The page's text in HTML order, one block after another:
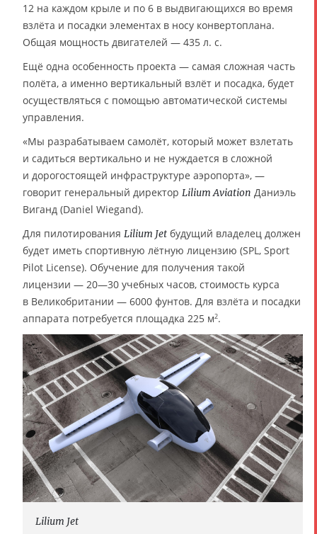
12 на каждом крыле и по 6 в выдвигающихся во время
взлёта и посадки элементах в носу конвертоплана.
Общая мощность двигателей — 435 л. с.
Ещё одна особенность проекта — самая сложная часть
полёта, а именно вертикальный взлёт и посадка, будет
осуществляться с помощью автоматической системы
управления.
«Мы разрабатываем самолёт, который может взлетать
и садиться вертикально и не нуждается в сложной
и дорогостоящей инфраструктуре аэропорта», —
говорит генеральный директор Lilium Aviation Даниэль
Виганд (Daniel Wiegand).
Для пилотирования Lilium Jet будущий владелец должен
будет иметь спортивную лётную лицензию (SPL, Sport
Pilot License). Обучение для получения такой
лицензии — 20—30 учебных часов, стоимость курса
в Великобритании — 6000 фунтов. Для взлёта и посадки
аппарата потребуется площадка 225 м2.
Lilium Jet